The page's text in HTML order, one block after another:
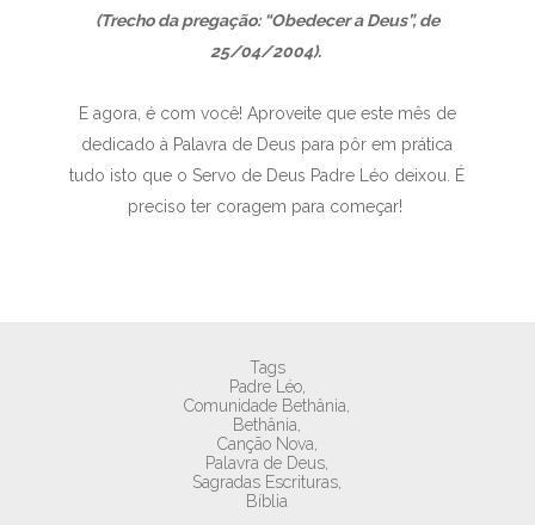
(Trecho da pregação: “Obedecer a Deus”, de
25/04/2004).
E agora, é com você! Aproveite que este mês de
dedicado à Palavra de Deus para pôr em prática
tudo isto que o Servo de Deus Padre Léo deixou. É
preciso ter coragem para começar!
Tags
Padre Léo,
Comunidade Bethânia,
Bethânia,
Canção Nova,
Palavra de Deus,
Sagradas Escrituras,
Bíblia